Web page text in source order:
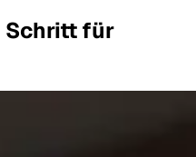
Schritt für